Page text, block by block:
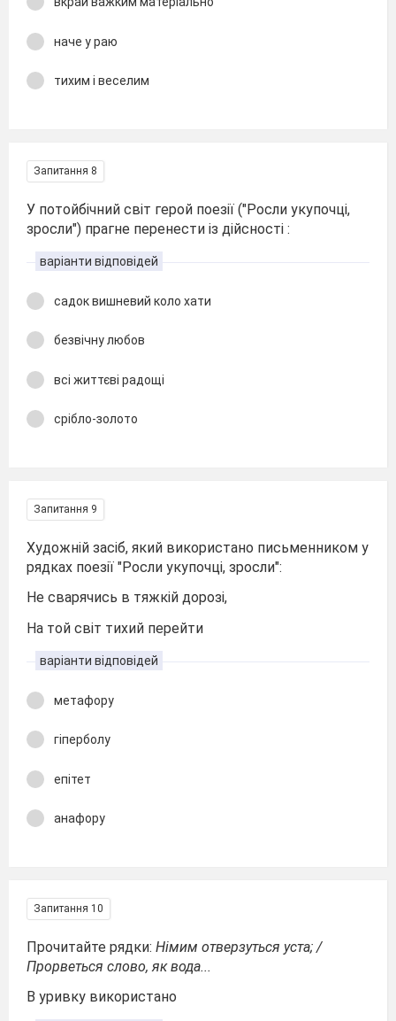
наче у раю
тихим і веселим
Запитання 8
У потойбічний світ герой поезії ("Росли укупочці,
зросли") прагне перенести із дійсності :
варіанти відповідей
садок вишневий коло хати
безвічну любов
всі життєві радощі
срібло-золото
Запитання 9
Художній засіб, який використано письменником у
рядках поезії "Росли укупочці, зросли":
Не сварячись в тяжкій дорозі,
На той світ тихий перейти
варіанти відповідей
метафору
гіперболу
епітет
анафору
Запитання 10
Прочитайте рядки: Німим отверзуться уста; /
Прорветься слово, як вода...
В уривку використано